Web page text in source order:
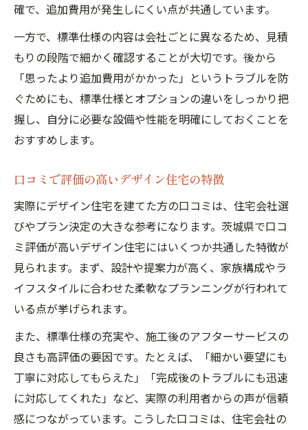
確で、追加費用が発生しにくい点が共通しています。
一方で、標準仕様の内容は会社ごとに異なるため、見積
もりの段階で細かく確認することが大切です。後から
「思ったより追加費用がかかった」というトラブルを防
ぐためにも、標準仕様とオプションの違いをしっかり把
握し、自分に必要な設備や性能を明確にしておくことを
おすすめします。
口コミで評価の高いデザイン住宅の特徴
実際にデザイン住宅を建てた方の口コミは、住宅会社選
びやプラン決定の大きな参考になります。茨城県で口コ
ミ評価が高いデザイン住宅にはいくつか共通した特徴が
見られます。まず、設計や提案力が高く、家族構成やラ
イフスタイルに合わせた柔軟なプランニングが行われて
いる点が挙げられます。
また、標準仕様の充実や、施工後のアフターサービスの
良さも高評価の要因です。たとえば、「細かい要望にも
丁寧に対応してもらえた」「完成後のトラブルにも迅速
に対応してくれた」など、実際の利用者からの声が信頼
感につながっています。こうした口コミは、住宅会社の